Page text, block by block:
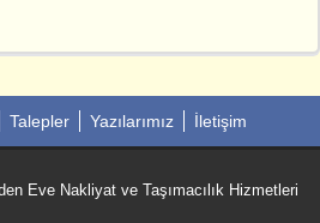
Talepler Yazılarımız İletişim
Eve Nakliyat ve Taşımacılık Hizmetleri